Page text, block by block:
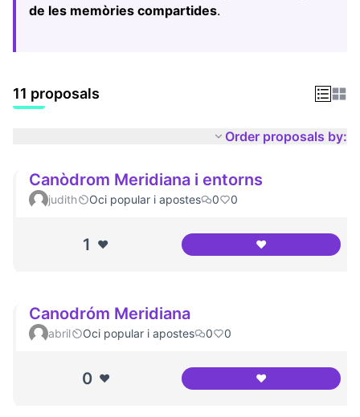
de les memòries compartides.
11 proposals
Order proposals by:
Canòdrom Meridiana i entorns
judith Oci popular i apostes 0 0
1 ❤️ ❤️Canòdrom
Canodróm Meridiana
abril Oci popular i apostes 0 0
0 ❤️ ❤️Canodróm